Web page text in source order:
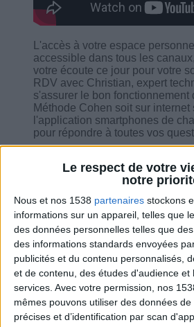
Le respect de votre
notre
Nous et nos 1538 partenaires stockons
informations sur un appareil, telles que
des données personnelles telles que
des informations standards envoyées
publicités et du contenu personnalisés,
et de contenu, des études d'audience et
services. Avec votre permission, nos
mêmes pouvons utiliser des données de
précises et d’identification par scan
L'accès à votre espace
accessible dans tous les
votre écoute ce jour pour votre
RDV avec Christian, expert
s'assurer le bon fonctionnement
Méthode Cohen soit sur internet
l'application smartphones de
pour répondre à toutes vos
Combien de kilos souhaitez-
Moins de
5 kilos
De 5 à 10
kilos
Service-client &